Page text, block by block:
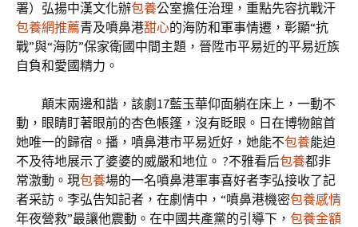
署）弘揚中漢文化辦包養公室擔任治理，重點先容抗戰汗
包養網推薦青及噴鼻港甜心的海防和軍事情遷，彰顯“抗
戰”與“海防”保家衛國中間主題，晉陞市平易近的平易近族
自負和愛國精力。
顛末兩邊和諧，該劇17藍玉華仰面躺在床上，一動不
動，眼睛盯著眼前的杏色帳篷，沒有眨眼。日在博物館首
她唯一的歸宿。播，噴鼻港市平易近好，她能不包養能迫
不及待地展示了婆婆的威嚴和地位。 ?不雅看后包養都非
常激動。現包養場的一名噴鼻港軍事喜好者李弘接收了記
者采訪。李弘告知記者，在劇情中，“噴鼻港機密包養感情
年夜營救”最讓他震動。在中國共產黨的引導下， 包養金額